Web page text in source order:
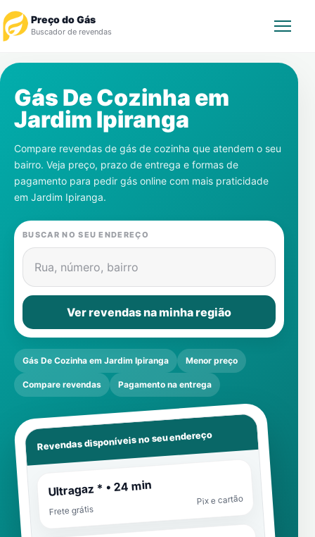
Preço do Gás
Buscador de revendas
Revendedor
Notícias
Cadastre-se
Gás
Contatos
Gás De Cozinha em
Jardim Ipiranga
Compare revendas de gás de cozinha que atendem o seu
bairro. Veja preço, prazo de entrega e formas de
pagamento para pedir gás online com mais praticidade
em Jardim Ipiranga.
BUSCAR NO SEU ENDEREÇO
Rua, número, bairro
Ver revendas na minha região
Gás De Cozinha em Jardim Ipiranga Menor preço
Compare revendas Pagamento na entrega
Revendas disponíveis no seu endereço
Ultragaz * • 24 min
Frete grátis
Pix e cartão